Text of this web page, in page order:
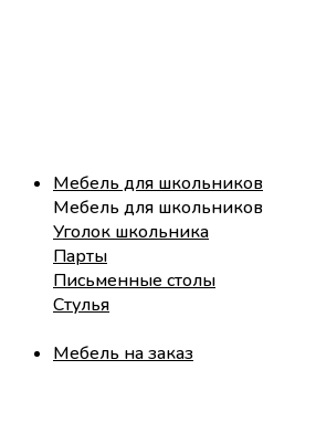
Мебель для школьников
Мебель для школьников
Уголок школьника
Парты
Письменные столы
Стулья
Мебель на заказ